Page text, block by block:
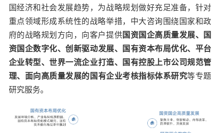
国经济和社会发展趋势，为战略规划做好充足准备，针对
重点领域形成系统性的战略举措，中大咨询围绕国家和政
府的战略规划方向，向客户提供国资国企高质量发展、
国
资国企数字化、创新驱动发展、 国有资本布局优化、 平台
企业转型、世界一流企业打造、
国有控股上市公司规范管
理、 面向高质量发展的国有企业考核指标体系研究等专题
研究服务。